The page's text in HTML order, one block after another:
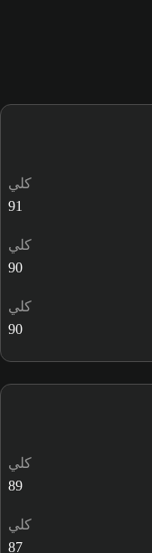
كلي
91
كلي
90
كلي
90
كلي
89
كلي
87